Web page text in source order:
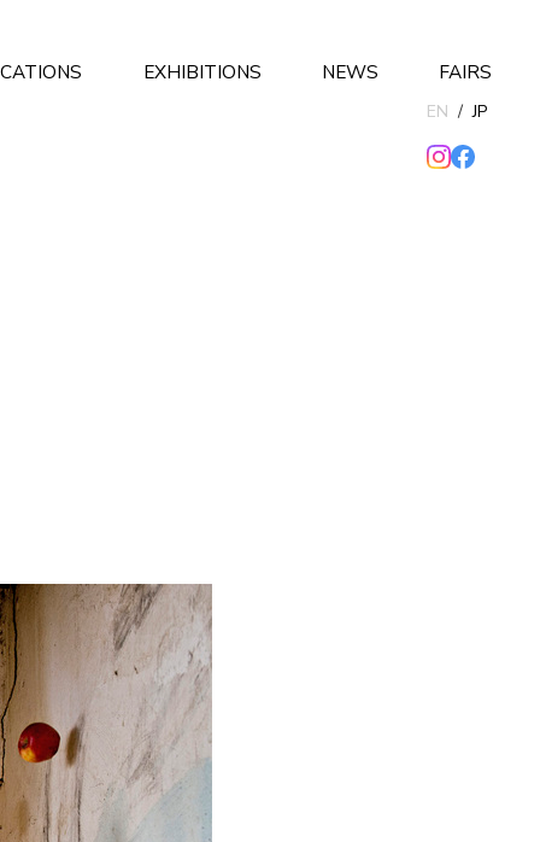
EXHIBITIONS NEWS FAIRS
EN / JP